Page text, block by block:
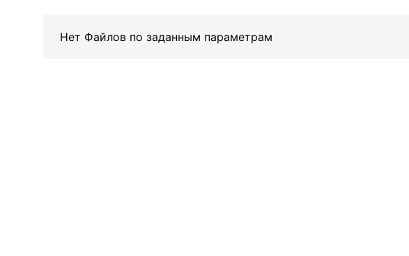
Нет Файлов по заданным параметрам